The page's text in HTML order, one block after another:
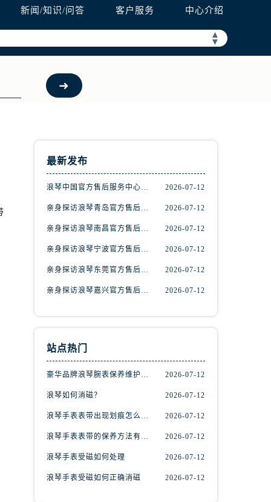
新闻/知识/问答 客户服务 中心介绍
▲
▼
最新发布
浪琴中国官方售后服务中心完整地址及热线实地考察报告+多信源验证（2026年7月最新） 2026-07-12
亲身探访浪琴青岛官方售后服务中心｜最新电话及地址（2026年7月最新） 2026-07-12
亲身探访浪琴南昌官方售后服务中心｜最新电话及地址（2026年7月最新） 2026-07-12
亲身探访浪琴宁波官方售后服务中心｜网点地址及售后热线（2026年7月最新） 2026-07-12
亲身探访浪琴东莞官方售后服务中心｜地址与联系电话（2026年7月最新） 2026-07-12
亲身探访浪琴嘉兴官方售后服务中心｜热线电话与网点地址（2026年7月最新） 2026-07-12
站点热门
豪华品牌浪琴腕表保养维护的方法！ 2026-07-12
浪琴如何消磁？ 2026-07-12
浪琴手表表带出现划痕怎么办？ 2026-07-12
浪琴手表表带的保养方法有哪些？ 2026-07-12
浪琴手表受磁如何处理 2026-07-12
浪琴手表受磁如何正确消磁 2026-07-12